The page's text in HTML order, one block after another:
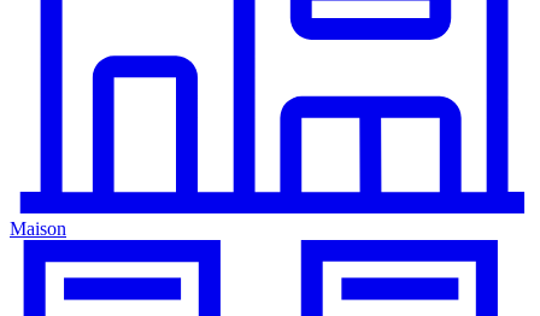
Maison